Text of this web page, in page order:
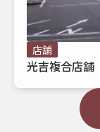
店舗
光吉複合店舗